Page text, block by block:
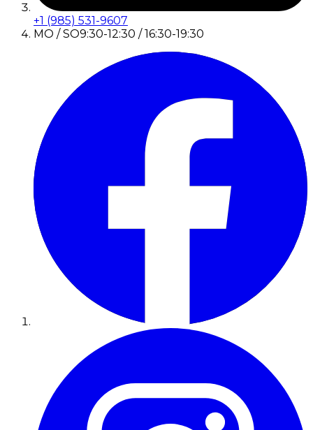
+1 (985) 531-9607
MO / SO9:30-12:30 / 16:30-19:30